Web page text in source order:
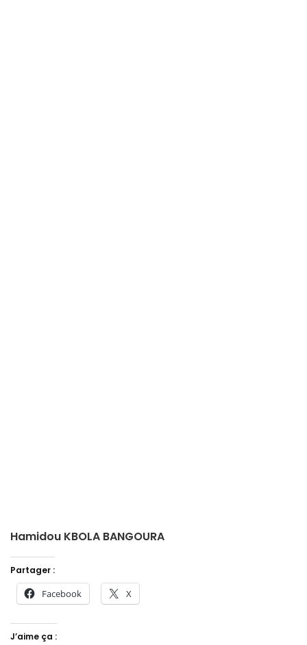
Hamidou KBOLA BANGOURA
Partager :
Facebook X
J’aime ça :